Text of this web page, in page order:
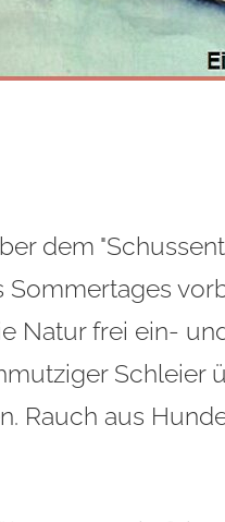
dem
Sommertages
Natur frei ein-
Schleier
Rauch aus